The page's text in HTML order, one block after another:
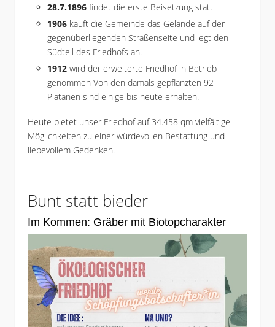
28.7.1896 findet die erste Beisetzung statt
1906 kauft die Gemeinde das Gelände auf der
gegenüberliegenden Straßenseite und legt den
Südteil des Friedhofs an.
1912 wird der erweiterte Friedhof in Betrieb
genommen Von den damals gepflanzten 92
Platanen sind einige bis heute erhalten.
Heute bietet unser Friedhof auf 34.458 qm vielfältige
Möglichkeiten zu einer würdevollen Bestattung und
liebevollem Gedenken.
Bunt statt bieder
Im Kommen: Gräber mit Biotopcharakter